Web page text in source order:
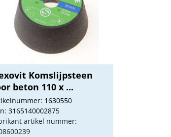
Komslijpsteen
beton 110 x ...
1630550
3165140002875
artikel nummer: